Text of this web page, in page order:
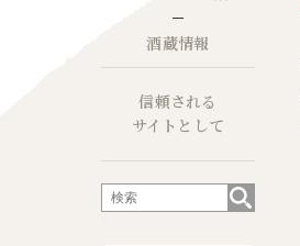
酒蔵情報
信頼される
サイトとして